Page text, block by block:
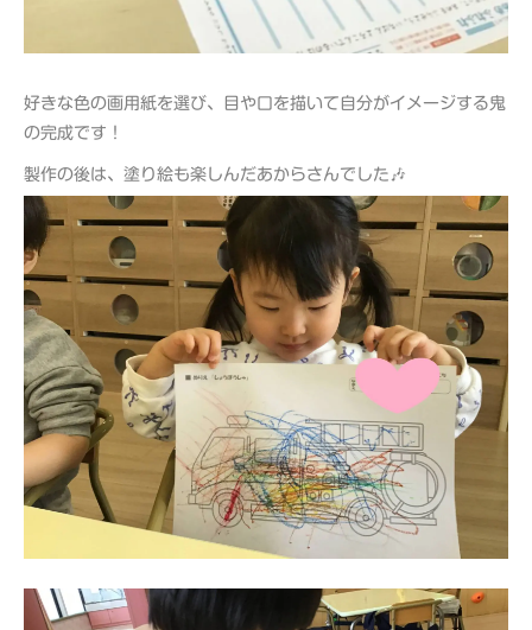
好きな色の画用紙を選び、目や口を描いて自分がイメージする鬼
の完成です！
製作の後は、塗り絵も楽しんだあからさんでした🎶